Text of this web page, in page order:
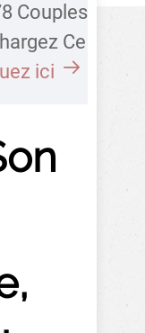
Couples
Ce
ici